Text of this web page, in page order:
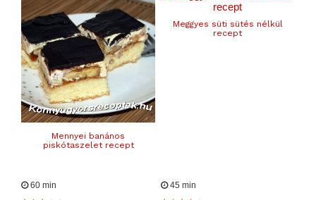
Mennyei banános
piskótaszelet recept
Meggyes süti sütés nélkül
recept
60 min 45 min